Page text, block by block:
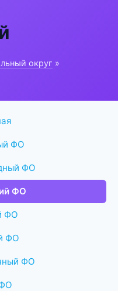
округ »
ФО
ФО
ФО
ФО
ФО
ФО